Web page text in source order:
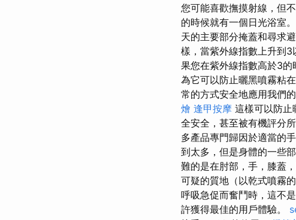
您可能喜歡撫摸射線，但
的時候就有一個日光浴室。
天的主要部分掩蓋和尋求
樣，當紫外線指數上升到3
果您在紫外線指數高於3
為它可以防止曬黑噴霧粘
常的方式安全地應用我們
燴 逢甲按摩 這樣可以防止
全安全，甚至被有機評分
多產品專門歸因於適當的
到太多，但是身體的一些
難的是在肘部，手，膝蓋
可疑的質地（以乾式噴霧
呼吸急促而奮鬥時，這不
許獲得最佳的用戶體驗。